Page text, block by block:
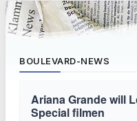
BOULEVARD-NEWS
Ariana Grande will
Special filmen